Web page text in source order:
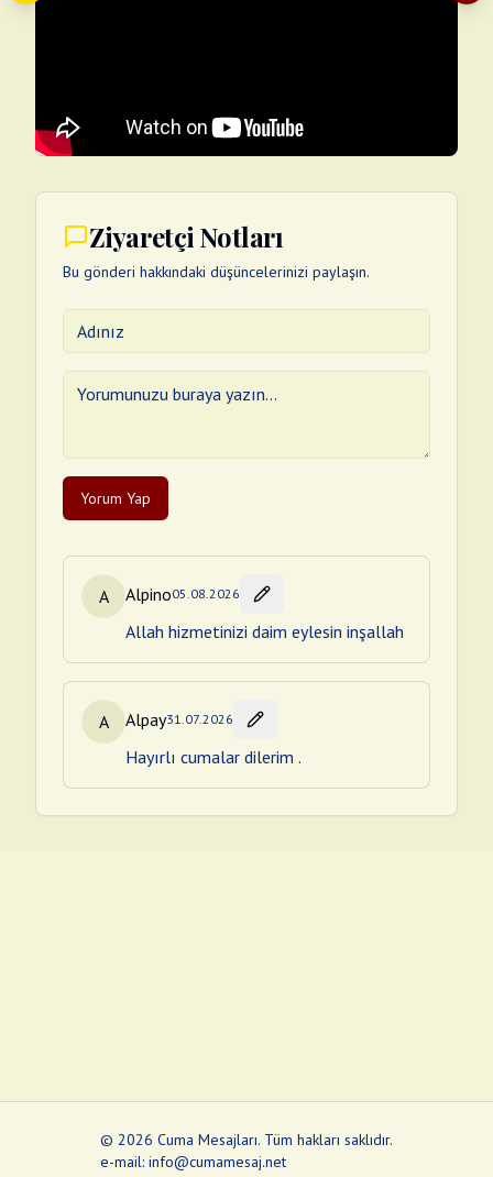
Ziyaretçi Notları
Bu gönderi hakkındaki düşüncelerinizi paylaşın.
Yorum Yap
A Alpino05.08.2026
Allah hizmetinizi daim eylesin inşallah
A Alpay31.07.2026
Hayırlı cumalar dilerim .
© 2026 Cuma Mesajları. Tüm hakları saklıdır.
e-mail: info@cumamesaj.net